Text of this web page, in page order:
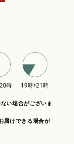
い場合がございま
届けできる場合が